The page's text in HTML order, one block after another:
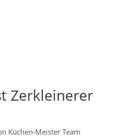
Zerkleinerer
Küchen-Meister Team